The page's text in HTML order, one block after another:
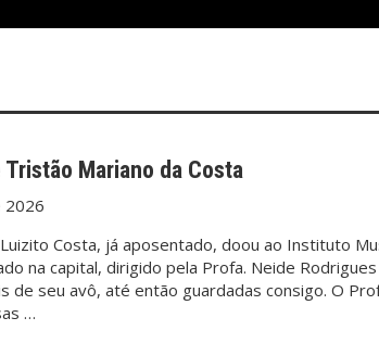
Mariano da Costa
2026
Costa, já aposentado, doou ao Instituto
na capital, dirigido pela Profa. Neide
de seu avô, até então guardadas consigo. O
…